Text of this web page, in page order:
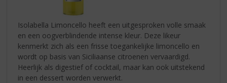
Isolabella Limoncello heeft een uitgesproken volle smaak
en een oogverblindende intense kleur. Deze likeur
kenmerkt zich als een frisse toegankelijke limoncello en
wordt op basis van Siciliaanse citroenen vervaardigd.
Heerlijk als digestief of cocktail, maar kan ook uitstekend
in een dessert worden verwerkt.